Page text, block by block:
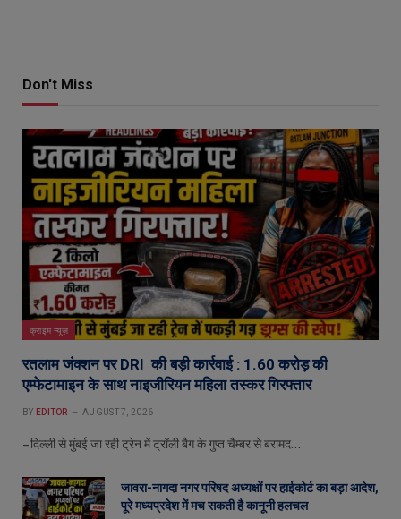
Don't Miss
क्राइम न्यूज़
रतलाम जंक्शन पर DRI की बड़ी कार्रवाई : 1.60 करोड़ की
एम्फेटामाइन के साथ नाइजीरियन महिला तस्कर गिरफ्तार
BY EDITOR AUGUST 7, 2026
– दिल्ली से मुंबई जा रही ट्रेन में ट्रॉली बैग के गुप्त चैम्बर से बरामद…
जावरा-नागदा नगर परिषद अध्यक्षों पर हाईकोर्ट का बड़ा आदेश,
पूरे मध्यप्रदेश में मच सकती है कानूनी हलचल